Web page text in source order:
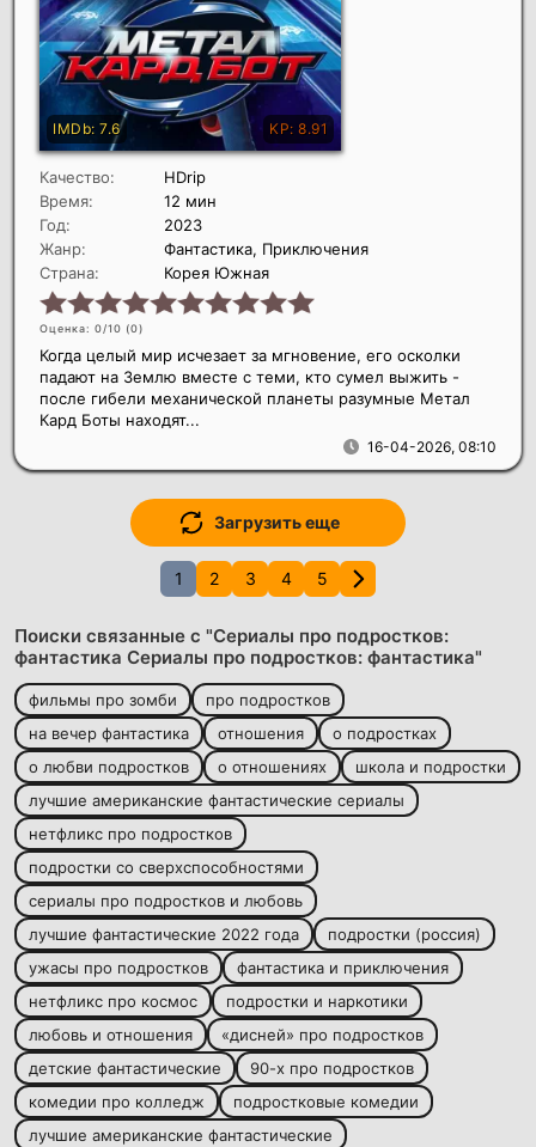
Качество:
HDrip
Время:
12 мин
Год:
2023
Жанр:
Фантастика, Приключения
Страна:
Корея Южная
Оценка: 0/10 (0)
16-04-2026, 08:10
Когда целый мир исчезает за мгновение, его осколки
падают на Землю вместе с теми, кто сумел выжить -
после гибели механической планеты разумные Метал
Кард Боты находят...
Загрузить еще
1 2 3 4 5
Поиски связанные с "Сериалы про подростков:
фантастика Сериалы про подростков: фантастика"
фильмы про зомби
про подростков
на вечер фантастика
отношения
о подростках
о любви подростков
о отношениях
школа и подростки
лучшие американские фантастические сериалы
нетфликс про подростков
подростки со сверхспособностями
сериалы про подростков и любовь
лучшие фантастические 2022 года
подростки (россия)
ужасы про подростков
фантастика и приключения
нетфликс про космос
подростки и наркотики
любовь и отношения
«дисней» про подростков
детские фантастические
90-х про подростков
комедии про колледж
подростковые комедии
лучшие американские фантастические